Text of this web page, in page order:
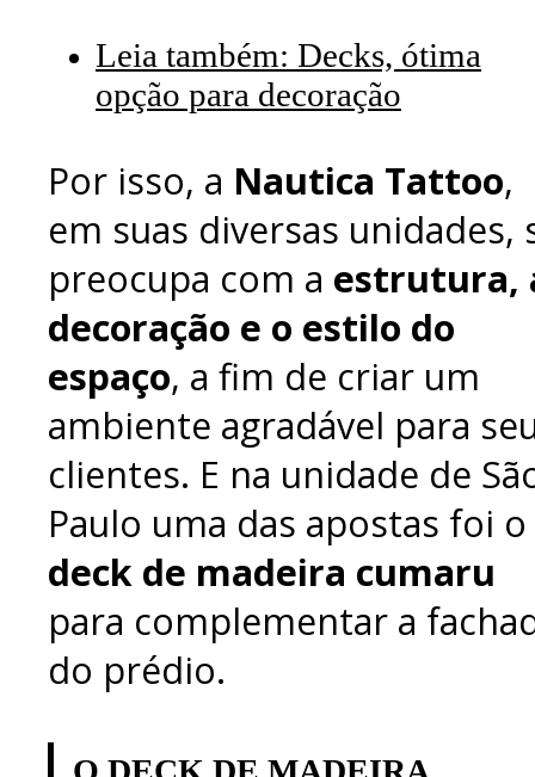
Leia também: Decks, ótima
opção para decoração
Por isso, a Nautica Tattoo,
em suas diversas unidades,
preocupa com a estrutura,
decoração e o estilo do
espaço, a fim de criar um
ambiente agradável para
clientes. E na unidade de
Paulo uma das apostas foi o
deck de madeira cumaru
para complementar a
do prédio.